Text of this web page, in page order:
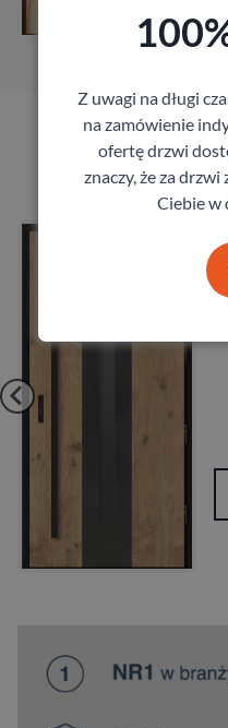
Z uwagi na długi
na zamówienie
ofertę drzwi
znaczy, że za
Ciebie w